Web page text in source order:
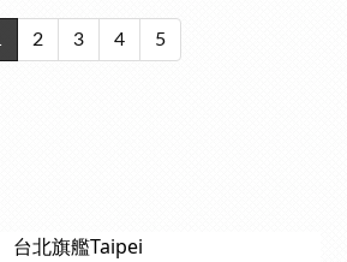
2 3 4 5
台北旗艦Taipei